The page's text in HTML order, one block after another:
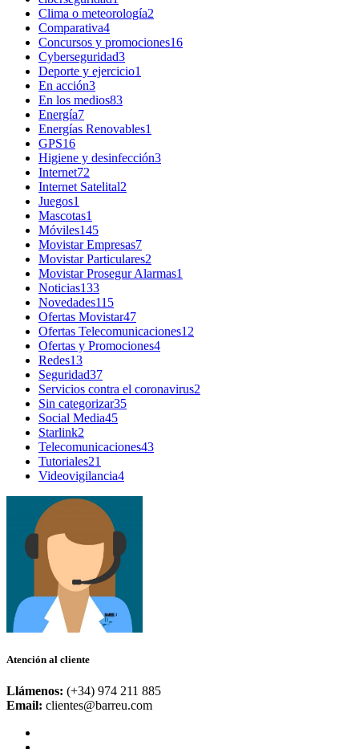
Clima o meteorología2
Comparativa4
Concursos y promociones16
Cyberseguridad3
Deporte y ejercicio1
En acción3
En los medios83
Energía7
Energías Renovables1
GPS16
Higiene y desinfección3
Internet72
Internet Satelital2
Juegos1
Mascotas1
Móviles145
Movistar Empresas7
Movistar Particulares2
Movistar Prosegur Alarmas1
Noticias133
Novedades115
Ofertas Movistar47
Ofertas Telecomunicaciones12
Ofertas y Promociones4
Redes13
Seguridad37
Servicios contra el coronavirus2
Sin categorizar35
Social Media45
Starlink2
Telecomunicaciones43
Tutoriales21
Videovigilancia4
Atención al cliente
Llámenos: (+34) 974 211 885
Email: clientes@barreu.com